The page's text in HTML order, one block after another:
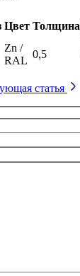
Цвет Толщина
Zn /
RAL
0,5
статья